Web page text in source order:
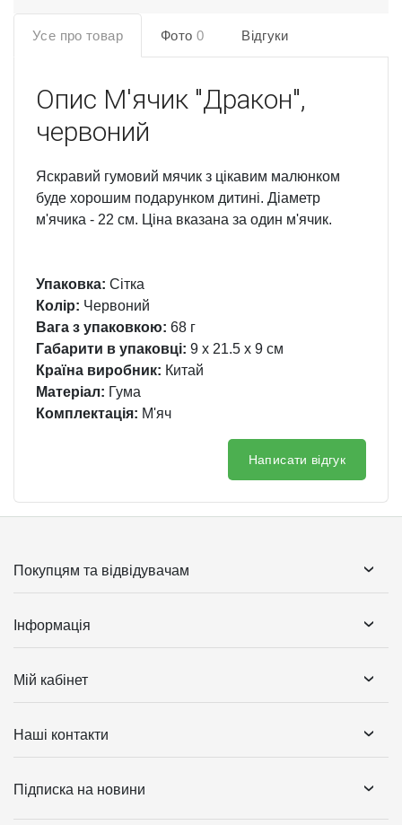
Усе про товар Фото 0 Відгуки
Опис М'ячик "Дракон",
червоний
Яскравий гумовий мячик з цікавим малюнком
буде хорошим подарунком дитині. Діаметр
м'ячика - 22 см. Ціна вказана за один м'ячик.
Упаковка: Сітка
Колір: Червоний
Вага з упаковкою: 68 г
Габарити в упаковці: 9 x 21.5 x 9 см
Країна виробник: Китай
Матеріал: Гума
Комплектація: М'яч
Написати відгук
Покупцям та відвідувачам
Інформація
Мій кабінет
Наші контакти
Підписка на новини